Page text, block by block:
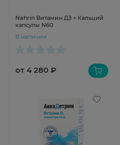
Nahrin Витамин Д3 + Кальций
капсулы N60
В наличии
от 4 280 ₽